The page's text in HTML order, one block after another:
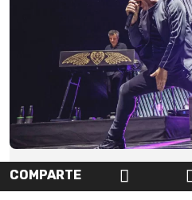
COMPARTE